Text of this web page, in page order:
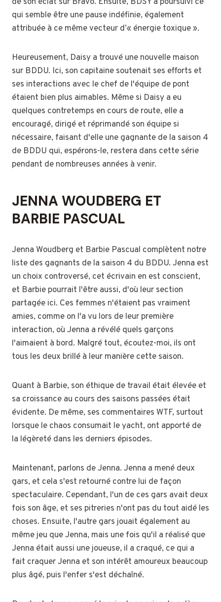
qui semble être une pause indéfinie, également
attribuée à ce même vecteur d’« énergie toxique ».
Heureusement, Daisy a trouvé une nouvelle maison
sur BDDU. Ici, son capitaine soutenait ses efforts et
ses interactions avec le chef de l'équipe de pont
étaient bien plus aimables. Même si Daisy a eu
quelques contretemps en cours de route, elle a
encouragé, dirigé et réprimandé son équipe si
nécessaire, faisant d'elle une gagnante de la saison 4
de BDDU qui, espérons-le, restera dans cette série
pendant de nombreuses années à venir.
JENNA WOUDBERG ET
BARBIE PASCUAL
Jenna Woudberg et Barbie Pascual complètent notre
liste des gagnants de la saison 4 du BDDU. Jenna est
un choix controversé, cet écrivain en est conscient,
et Barbie pourrait l'être aussi, d'où leur section
partagée ici. Ces femmes n'étaient pas vraiment
amies, comme on l'a vu lors de leur première
interaction, où Jenna a révélé quels garçons
l'aimaient à bord. Malgré tout, écoutez-moi, ils ont
tous les deux brillé à leur manière cette saison.
Quant à Barbie, son éthique de travail était élevée et
sa croissance au cours des saisons passées était
évidente. De même, ses commentaires WTF, surtout
lorsque le chaos consumait le yacht, ont apporté de
la légèreté dans les derniers épisodes.
Maintenant, parlons de Jenna. Jenna a mené deux
gars, et cela s'est retourné contre lui de façon
spectaculaire. Cependant, l'un de ces gars avait deux
fois son âge, et ses pitreries n'ont pas du tout aidé les
choses. Ensuite, l'autre gars jouait également au
même jeu que Jenna, mais une fois qu'il a réalisé que
Jenna était aussi une joueuse, il a craqué, ce qui a
fait craquer Jenna et son intérêt amoureux beaucoup
plus âgé, puis l'enfer s'est déchaîné.